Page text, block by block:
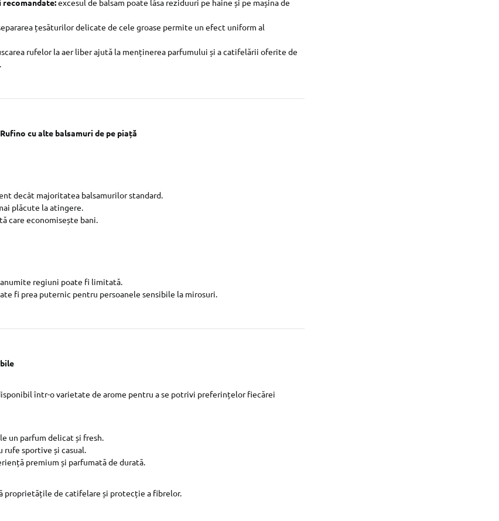
recomandate:excesul de balsam poate lăsa reziduuri pe haine și pe mașina de
țesăturilor delicate de cele groase permite un efect uniform al
rufelor la aer liber ajută la menținerea parfumului și a catifelării oferite de
cu alte balsamuri de pe piață
decât majoritatea balsamurilor standard.
plăcute la atingere.
care economisește bani.
regiuni poate fi limitată.
fi prea puternic pentru persoanele sensibile la mirosuri.
într-o varietate de arome pentru a se potrivi preferințelor fiecărei
un parfum delicat și fresh.
rufe sportive și casual.
premium și parfumată de durată.
proprietățile de catifelare și protecție a fibrelor.